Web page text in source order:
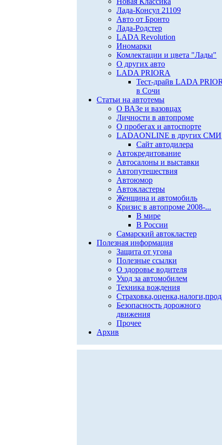
Лада-Консул 21109
Авто от Бронто
Лада-Родстер
LADA Revolution
Иномарки
Комлектации и цвета "Лады"
О других авто
LADA PRIORA
Тест-драйв LADA
в Сочи
Статьи на автотемы
О ВАЗе и вазовцах
Личности в автопроме
О пробегах и автоспорте
LADAONLINE в других СМИ
Сайт автодилера
Автокредитование
Автосалоны и выставки
Автопутешествия
Автоюмор
Автокластеры
Женщина и автомобиль
Кризис в автопроме 2008-...
В мире
В России
Самарский автокластер
Полезная информация
Защита от угона
Полезные ссылки
О здоровье водителя
Уход за автомобилем
Техника вождения
Безопасность дорожного
движения
Прочее
Архив